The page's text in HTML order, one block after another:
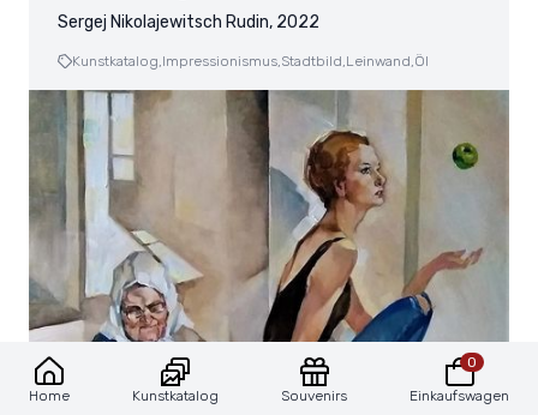
Home Kunstkatalog Souvenirs
0
Einkaufswagen
Sergej Nikolajewitsch Rudin, 2022
Kunstkatalog, Impressionismus, Stadtbild, Leinwand, Öl